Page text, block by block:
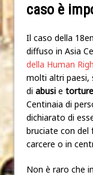
caso è
Il caso della
diffuso in Asia
della Human
molti altri paesi,
di abusi e
Centinaia di
dichiarato di
bruciate con del
carcere o in
Non è raro che